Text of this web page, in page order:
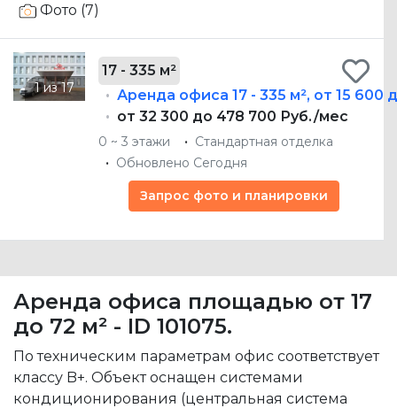
Фото (7)
17 - 335 м²
Аренда офиса 17 - 335 м², от 15 600
от 32 300 до 478 700 Руб./мес
0 ~ 3 этажи
Стандартная отделка
Обновлено Сегодня
Запрос фото и планировки
Аренда офиса площадью от 17
до 72 м² - ID 101075.
По техническим параметрам офис соответствует
классу B+. Объект оснащен системами
кондиционирования (центральная система